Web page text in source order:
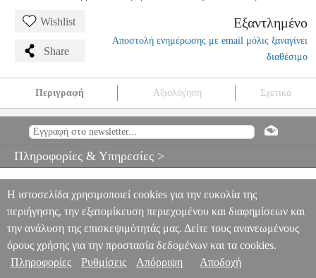
Wishlist
Share
Εξαντλημένο
Αποστολή ενημέρωσης με email μόλις ξαναγίνει
διαθέσιμο
Περιγραφή Αξιολόγηση Σχετικά
GAMES SOUTH PARK - SNOW DAY!
Πληροφορίες & Υπηρεσίες >
Η ιστοσελίδα χρησιμοποιεί cookies για την ευκολία της
περιήγησης, την εξατομίκευση περιεχομένου και διαφημίσεων και
την ανάλυση της επισκεψιμότητάς μας. Δείτε τους ανανεωμένους
όρους χρήσης για την προστασία δεδομένων και τα cookies.
Πληροφορίες
Ρυθμίσεις Απόρριψη Αποδοχή